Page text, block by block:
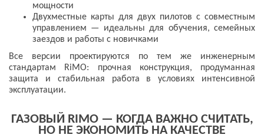
мощности
Двухместные карты для двух пилотов с совместным
управлением — идеальны для обучения, семейных
заездов и работы с новичками
Все версии проектируются по тем же инженерным
стандартам RiMO: прочная конструкция, продуманная
защита и стабильная работа в условиях интенсивной
эксплуатации.
ГАЗОВЫЙ RIMO — КОГДА ВАЖНО СЧИТАТЬ,
НО НЕ ЭКОНОМИТЬ НА КАЧЕСТВЕ